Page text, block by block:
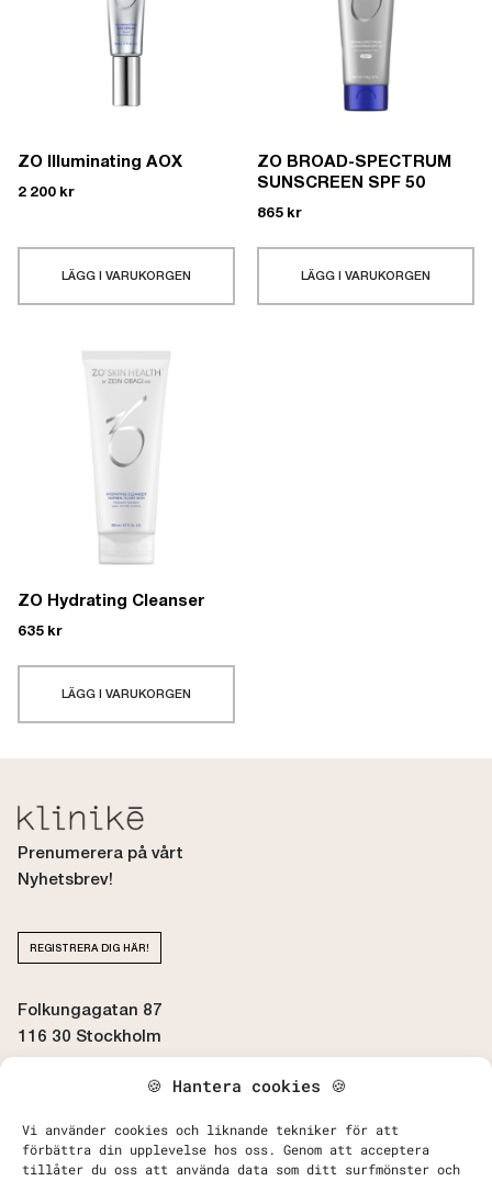
🍪 Hantera cookies 🍪
Vi använder cookies och liknande tekniker för att
förbättra din upplevelse hos oss. Genom att acceptera
tillåter du oss att använda data som ditt surfmönster och
ZO Illuminating AOX
2 200 kr
LÄGG I VARUKORGEN
ZO BROAD-SPECTRUM
SUNSCREEN SPF 50
865 kr
LÄGG I VARUKORGEN
ZO Hydrating Cleanser
635 kr
LÄGG I VARUKORGEN
Prenumerera på vårt
Nyhetsbrev!
REGISTRERA DIG HÄR!
Folkungagatan 87
116 30 Stockholm